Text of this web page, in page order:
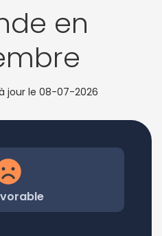
en
jour le 08-07-2026